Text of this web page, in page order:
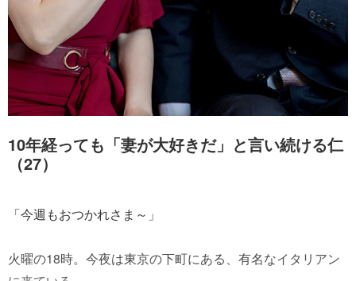
10年経っても「妻が大好きだ」と言い続ける仁
（27）
「今週もおつかれさま～」
火曜の18時。今夜は東京の下町にある、有名なイタリアン